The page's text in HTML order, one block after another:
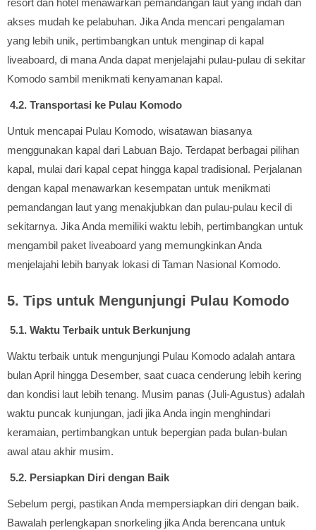
resort dan hotel menawarkan pemandangan laut yang indah dan
akses mudah ke pelabuhan. Jika Anda mencari pengalaman
yang lebih unik, pertimbangkan untuk menginap di kapal
liveaboard, di mana Anda dapat menjelajahi pulau-pulau di sekitar
Komodo sambil menikmati kenyamanan kapal.
4.2. Transportasi ke Pulau Komodo
Untuk mencapai Pulau Komodo, wisatawan biasanya
menggunakan kapal dari Labuan Bajo. Terdapat berbagai pilihan
kapal, mulai dari kapal cepat hingga kapal tradisional. Perjalanan
dengan kapal menawarkan kesempatan untuk menikmati
pemandangan laut yang menakjubkan dan pulau-pulau kecil di
sekitarnya. Jika Anda memiliki waktu lebih, pertimbangkan untuk
mengambil paket liveaboard yang memungkinkan Anda
menjelajahi lebih banyak lokasi di Taman Nasional Komodo.
5. Tips untuk Mengunjungi Pulau Komodo
5.1. Waktu Terbaik untuk Berkunjung
Waktu terbaik untuk mengunjungi Pulau Komodo adalah antara
bulan April hingga Desember, saat cuaca cenderung lebih kering
dan kondisi laut lebih tenang. Musim panas (Juli-Agustus) adalah
waktu puncak kunjungan, jadi jika Anda ingin menghindari
keramaian, pertimbangkan untuk bepergian pada bulan-bulan
awal atau akhir musim.
5.2. Persiapkan Diri dengan Baik
Sebelum pergi, pastikan Anda mempersiapkan diri dengan baik.
Bawalah perlengkapan snorkeling jika Anda berencana untuk